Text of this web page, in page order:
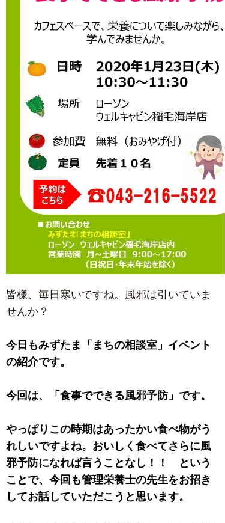
皆様、毎日寒いですね。風邪は引いていま
せんか？
今日もみずたま「まちの相談室」イベント
の紹介です。
今回は、「食事でできる風邪予防」です。
やっぱりこの時期はあったかい食べ物がう
れしいですよね。おいしく食べてさらに風
邪予防になれば言うことなし！！ という
ことで、今回も管理栄養士の先生をお招き
してお話していただこうと思います。